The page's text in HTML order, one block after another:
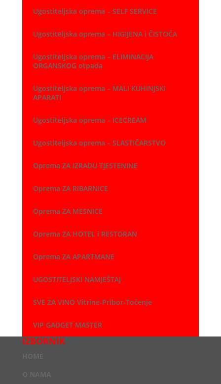
Ugostiteljska oprema – SELF SERVICE
Ugostiteljska oprema – HIGIJENA i ČISTOĆA
Ugostiteljska oprema – ELIMINACIJA
ORGANSKOG otpada
Ugostiteljska oprema – MALI KUHINJSKI
APARATI
Ugostiteljska oprema – ICECREAM
Ugostiteljska oprema – SLASTIČARSTVO
Oprema ZA IZRADU TJESTENINE
Oprema ZA RIBARNICE
Oprema ZA MESNICE
Oprema ZA HOTEL i RESTORAN
Oprema ZA APARTMANE
UGOSTITELJSKI NAMJEŠTAJ
SVE ZA VINO Vitrine-Pribor-Točenje
VIP GADGET MASTER
IZBORNIK